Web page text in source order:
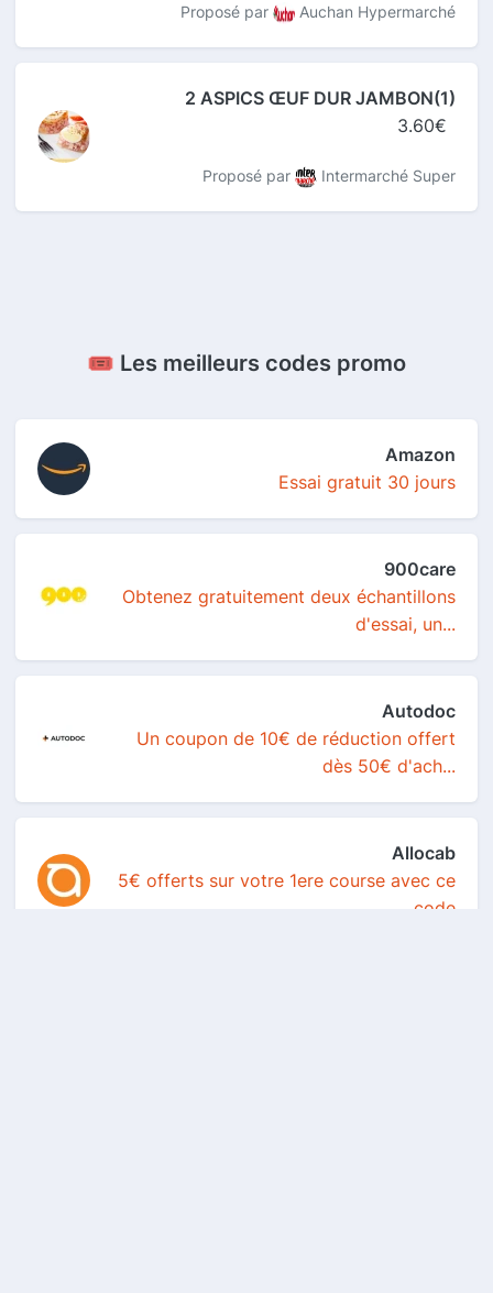
Proposé par Auchan Hypermarché
2 ASPICS ŒUF DUR JAMBON(1)
3.60€
Proposé par Intermarché Super
🎟️ Les meilleurs codes promo
Amazon
Essai gratuit 30 jours
900care
Obtenez gratuitement deux échantillons
d'essai, un...
Autodoc
Un coupon de 10€ de réduction offert
dès 50€ d'ach...
Allocab
5€ offerts sur votre 1ere course avec ce
code